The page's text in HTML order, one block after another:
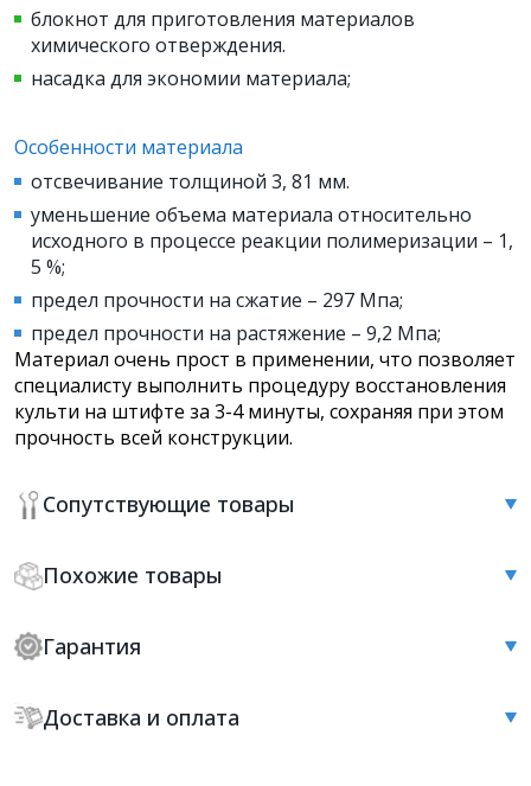
Сопутствующие товары
Похожие товары
Гарантия
Доставка и оплата
блокнот для приготовления материалов
химического отверждения.
насадка для экономии материала;
Особенности материала
отсвечивание толщиной 3, 81 мм.
уменьшение объема материала относительно
исходного в процессе реакции полимеризации – 1,
5 %;
предел прочности на сжатие – 297 Мпа;
предел прочности на растяжение – 9,2 Мпа;
Материал очень прост в применении, что позволяет
специалисту выполнить процедуру восстановления
культи на штифте за 3-4 минуты, сохраняя при этом
прочность всей конструкции.